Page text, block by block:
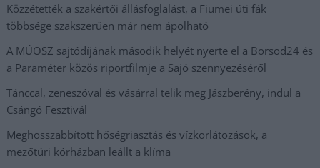
Közzétették a szakértői állásfoglalást, a Fiumei úti fák
többsége szakszerűen már nem ápolható
A MÚOSZ sajtódíjának második helyét nyerte el a Borsod24 és
a Paraméter közös riportfilmje a Sajó szennyezéséről
Tánccal, zeneszóval és vásárral telik meg Jászberény, indul a
Csángó Fesztivál
Meghosszabbított hőségriasztás és vízkorlátozások, a
mezőtúri kórházban leállt a klíma